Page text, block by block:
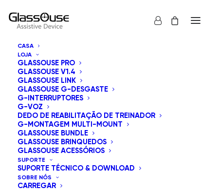
CASA
LOJA
GLASSOUSE PRO
GLASSOUSE V1.4
GLASSOUSE LINK
GLASSOUSE G-DESGASTE
G-INTERRUPTORES
G-VOZ
DEDO DE REABILITAÇÃO DE TREINADOR
G-MONTAGEM MULTI-MOUNT
GLASSOUSE BUNDLE
GLASSOUSE BRINQUEDOS
GLASSOUSE ACESSÓRIOS
SUPORTE
SUPORTE TÉCNICO & DOWNLOAD
SOBRE NÓS
CARREGAR
Mostrar tudo
Ordenação padrão
Ordenar por popularidade
Ordenar por mais recentes
Ordenar por preço: menor para maior
Ordenar por preço: maior para menor